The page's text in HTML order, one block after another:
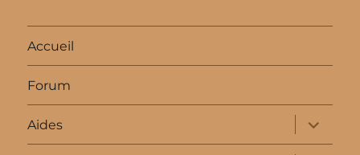
Accueil
Forum
Aides
ouvrir
le
sous-